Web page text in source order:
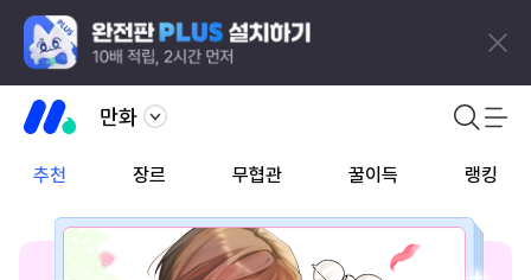
만화
추천 장르 무협관 꿀이득 랭킹